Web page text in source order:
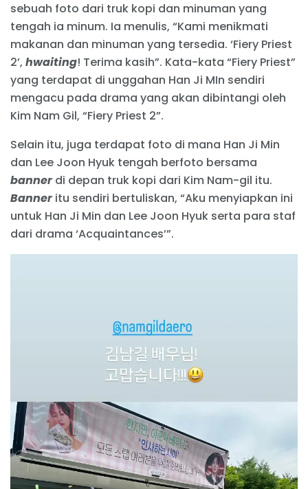
sebuah foto dari truk kopi dan minuman yang
tengah ia minum. Ia menulis, “Kami menikmati
makanan dan minuman yang tersedia. ‘Fiery Priest
2’, hwaiting! Terima kasih”. Kata-kata “Fiery Priest”
yang terdapat di unggahan Han Ji MIn sendiri
mengacu pada drama yang akan dibintangi oleh
Kim Nam Gil, “Fiery Priest 2”.
Selain itu, juga terdapat foto di mana Han Ji Min
dan Lee Joon Hyuk tengah berfoto bersama
bannerdi depan truk kopi dari Kim Nam-gil itu.
Banneritu sendiri bertuliskan, “Aku menyiapkan ini
untuk Han Ji Min dan Lee Joon Hyuk serta para staf
dari drama ‘Acquaintances’”.